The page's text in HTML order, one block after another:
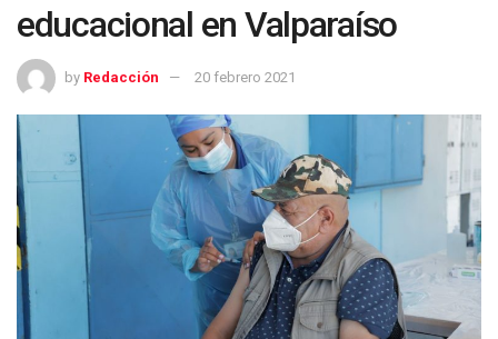
educacional en Valparaíso
by Redacción 20 febrero 2021